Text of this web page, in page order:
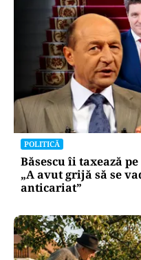
POLITICĂ
Băsescu îi taxează
„A avut grijă să se
anticariat”